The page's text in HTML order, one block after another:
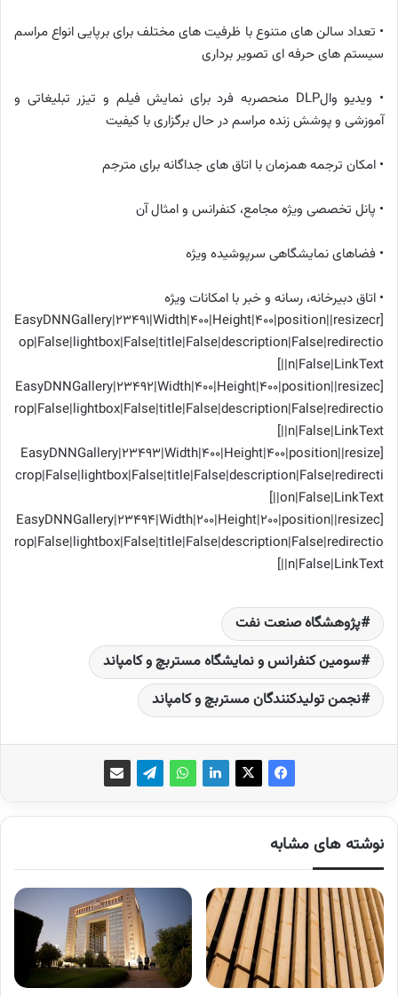
• تعداد سالن های متنوع با ظرفیت های مختلف برای برپایی انواع مراسم
سیستم های حرفه ای تصویر برداری
• ویدیو والDLP منحصربه‌ فرد برای نمایش فیلم و تیزر تبلیغاتی و
آموزشی و پوشش زنده مراسم در حال برگزاری با کیفیت
• امکان ترجمه همزمان با اتاق های جداگانه برای مترجم
• پانل تخصصی ویژه مجامع، کنفرانس و امثال آن
• فضاهای نمایشگاهی سرپوشیده ویژه
• اتاق دبیرخانه، رسانه و خبر با امکانات ویژه
[EasyDNNGallery|23491|Width|400|Height|400|position||resizecr
op|False|lightbox|False|title|False|description|False|redirectio
n|False|LinkText||]
[EasyDNNGallery|23492|Width|400|Height|400|position||resizec
rop|False|lightbox|False|title|False|description|False|redirectio
n|False|LinkText||]
[EasyDNNGallery|23493|Width|400|Height|400|position||resize
crop|False|lightbox|False|title|False|description|False|redirecti
on|False|LinkText||]
[EasyDNNGallery|23494|Width|200|Height|200|position||resizec
rop|False|lightbox|False|title|False|description|False|redirectio
n|False|LinkText||]
پژوهشگاه صنعت نفت
سومین کنفرانس و نمایشگاه مستربچ و کامپاند
نجمن تولیدکنندگان مستربچ و کامپاند
نوشته های مشابه